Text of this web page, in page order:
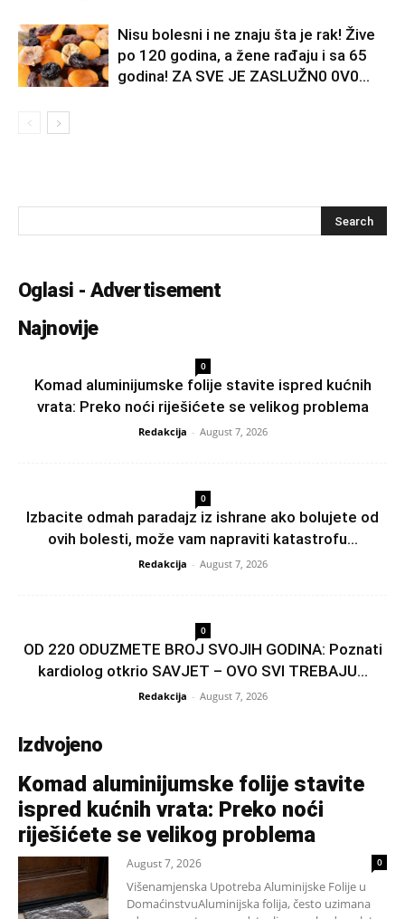
Nisu bolesni i ne znaju šta je rak! Žive
po 120 godina, a žene rađaju i sa 65
godina! ZA SVE JE ZASLUŽN0 0V0...
Oglasi - Advertisement
Najnovije
0
Komad aluminijumske folije stavite ispred kućnih
vrata: Preko noći riješićete se velikog problema
Redakcija - August 7, 2026
0
Izbacite odmah paradajz iz ishrane ako bolujete od
ovih bolesti, može vam napraviti katastrofu...
Redakcija - August 7, 2026
0
OD 220 ODUZMETE BROJ SVOJIH GODINA: Poznati
kardiolog otkrio SAVJET – OVO SVI TREBAJU...
Redakcija - August 7, 2026
Izdvojeno
Komad aluminijumske folije stavite
ispred kućnih vrata: Preko noći
riješićete se velikog problema
August 7, 2026 0
Višenamjenska Upotreba Aluminijske Folije u
DomaćinstvuAluminijska folija, često uzimana